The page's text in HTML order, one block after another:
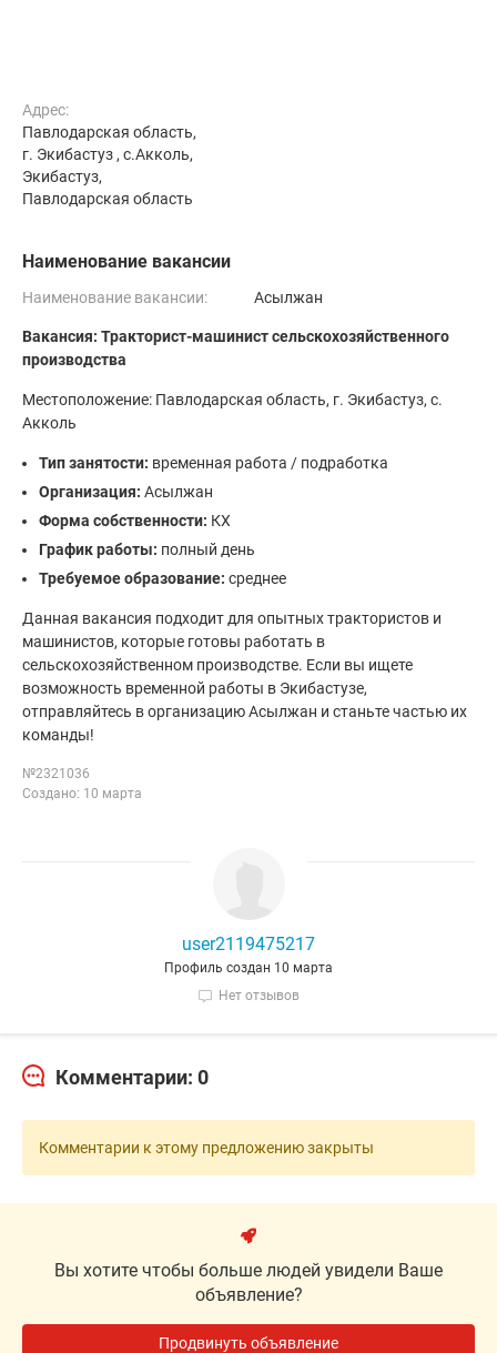
Адрес:
Павлодарская область,
г. Экибастуз , с.Акколь,
Экибастуз,
Павлодарская область
Наименование вакансии
Наименование вакансии: Асылжан
Вакансия: Тракторист-машинист сельскохозяйственного
производства
Местоположение: Павлодарская область, г. Экибастуз, с.
Акколь
Тип занятости: временная работа / подработка
Организация: Асылжан
Форма собственности: КХ
График работы: полный день
Требуемое образование: среднее
Данная вакансия подходит для опытных трактористов и
машинистов, которые готовы работать в
сельскохозяйственном производстве. Если вы ищете
возможность временной работы в Экибастузе,
отправляйтесь в организацию Асылжан и станьте частью их
команды!
№2321036
Создано: 10 марта
user2119475217
Профиль создан 10 марта
Нет отзывов
Комментарии: 0
Комментарии к этому предложению закрыты
Вы хотите чтобы больше людей увидели Ваше
объявление?
Продвинуть объявление